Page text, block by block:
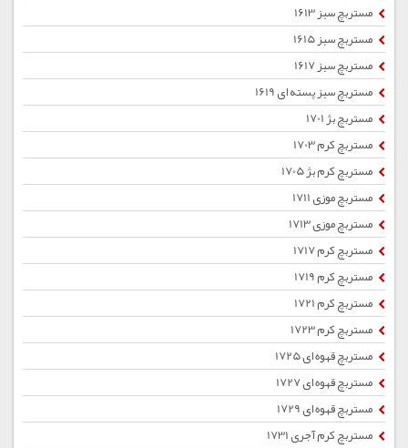
مستربچ سبز 1613
مستربچ سبز 1615
مستربچ سبز 1617
مستربچ سبز پسته ای 1619
مستربچ بژ 1701
مستربچ کرم 1703
مستربچ کرم بژ 1705
مستربچ موزی 1711
مستربچ موزی 1713
مستربچ کرم 1717
مستربچ کرم 1719
مستربچ کرم 1721
مستربچ کرم 1723
مستربچ قهوه ای 1725
مستربچ قهوه ای 1727
مستربچ قهوه ای 1729
مستربچ کرم آجری 1731